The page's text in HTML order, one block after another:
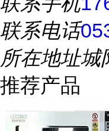
联系电话
所在地址城
推荐产品